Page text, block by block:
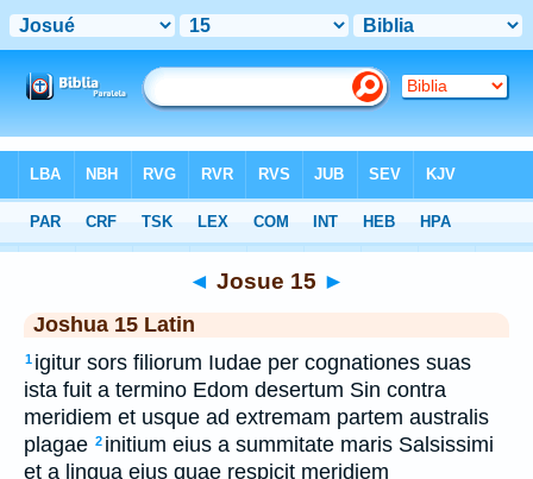
Latin> Josue 15
◄ Josue 15 ►
Joshua 15 Latin
1 igitur sors filiorum Iudae per cognationes suas
ista fuit a termino Edom desertum Sin contra
meridiem et usque ad extremam partem australis
plagae 2 initium eius a summitate maris Salsissimi
et a lingua eius quae respicit meridiem